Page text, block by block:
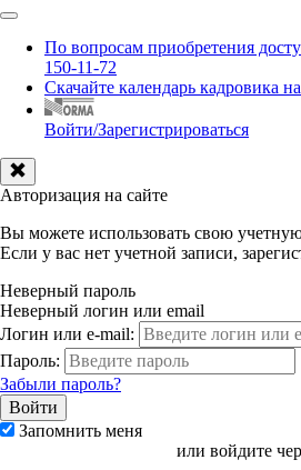
По вопросам приобретения
150-11-72
Скачайте календарь кадровика
Войти/Зарегистрироваться
Авторизация на сайте
Вы можете использовать свою
Если у вас нет учетной записи,
Неверный пароль
Неверный логин или email
Логин или e-mail:
Пароль:
Забыли пароль?
Запомнить меня
или войдите